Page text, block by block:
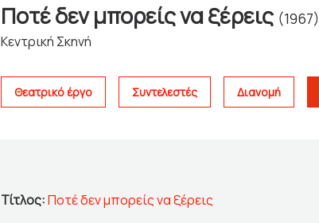
Ποτέ δεν μπορείς να ξέρεις (1967)
Κεντρική Σκηνή
Θεατρικό έργο Συντελεστές Διανομή
Τίτλος:Ποτέ δεν μπορείς να ξέρεις